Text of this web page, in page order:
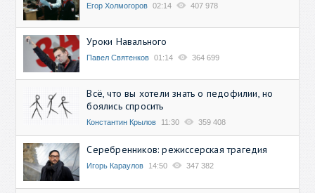
Егор Холмогоров 02:14 407 978
Уроки Навального
Павел Святенков 01:14 364 699
Всё, что вы хотели знать о педофилии, но
боялись спросить
Константин Крылов 11:30 359 408
Серебренников: режиссерская трагедия
Игорь Караулов 14:50 347 382